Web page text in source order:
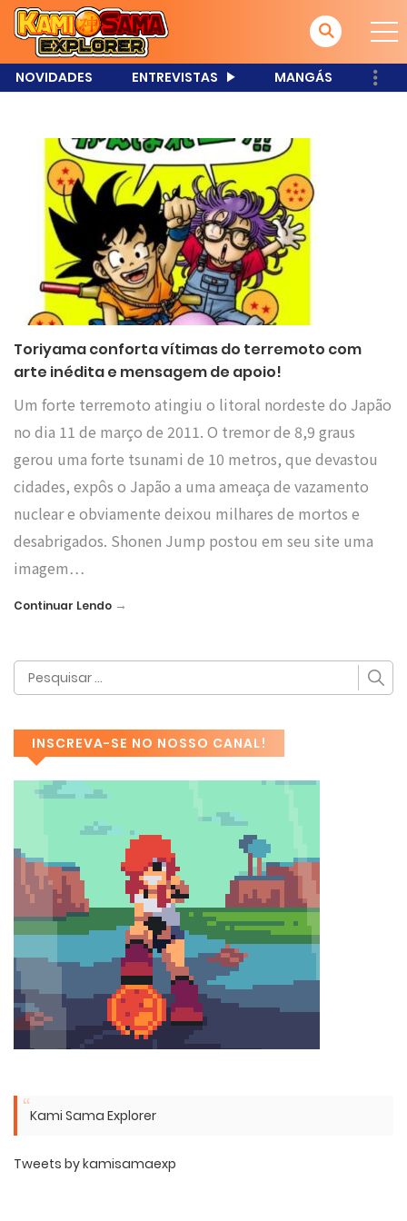
NOVIDADES ENTREVISTAS MANGÁS
Toriyama conforta vítimas do terremoto com
arte inédita e mensagem de apoio!
Um forte terremoto atingiu o litoral nordeste do Japão
no dia 11 de março de 2011. O tremor de 8,9 graus
gerou uma forte tsunami de 10 metros, que devastou
cidades, expôs o Japão a uma ameaça de vazamento
nuclear e obviamente deixou milhares de mortos e
desabrigados. Shonen Jump postou em seu site uma
imagem…
Continuar Lendo →
INSCREVA-SE NO NOSSO CANAL!
Kami Sama Explorer
Tweets by kamisamaexp